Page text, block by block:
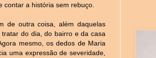
contar a história sem rebuço.
de outra coisa, além daquelas
do dia, do bairro e da casa
mesmo, os dedos de Maria
uma expressão de severidade,